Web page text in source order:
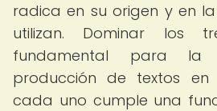
radica en su origen y en
utilizan. Dominar los
fundamental para la
producción de textos
cada uno cumple una